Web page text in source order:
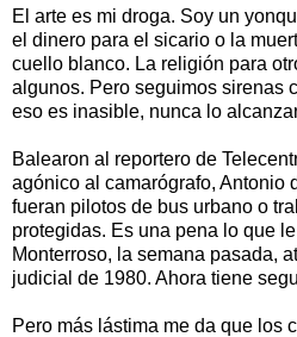
El arte es mi droga. Soy un
el dinero para el sicario o la
cuello blanco. La religión para
algunos. Pero seguimos sirenas
eso es inasible, nunca lo
Balearon al reportero de
agónico al camarógrafo, Antonio
fueran pilotos de bus urbano o
protegidas. Es una pena lo que
Monterroso, la semana pasada,
judicial de 1980. Ahora tiene
Pero más lástima me da que los